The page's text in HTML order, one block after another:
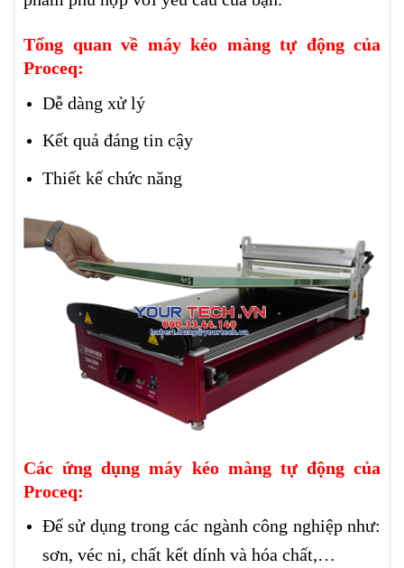
Tổng quan về máy kéo màng tự động của
Proceq:
Dễ dàng xử lý
Kết quả đáng tin cậy
Thiết kế chức năng
Các ứng dụngmáy kéo màng tự động của
Proceq:
Để sử dụng trong các ngành công nghiệp như:
sơn, véc ni, chất kết dính và hóa chất,…